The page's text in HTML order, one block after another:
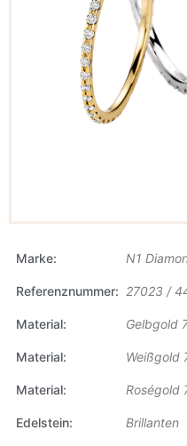
Marke N1
Referenznummer 27023 /
Material Gelbgold
Material Weißgold
Material Roségold
Edelstein Brillanten